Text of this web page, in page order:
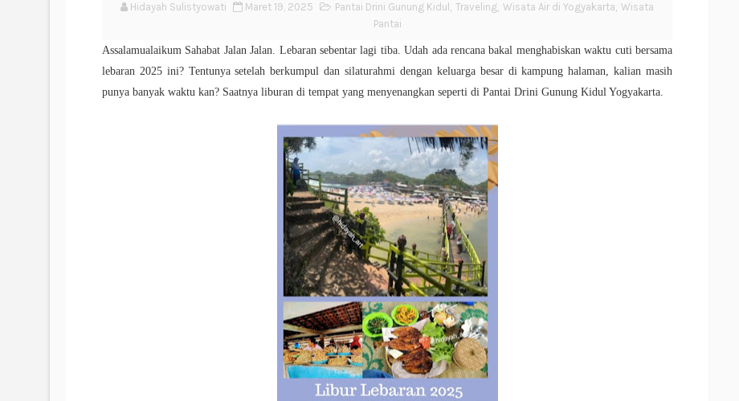
Hidayah Sulistyowati Maret 19, 2025 Pantai Drini Gunung Kidul , Traveling, Wisata Air di Yogyakarta, Wisata
Pantai
Assalamualaikum Sahabat Jalan Jalan. Lebaran sebentar lagi tiba. Udah ada rencana bakal menghabiskan waktu cuti bersama
lebaran 2025 ini? Tentunya setelah berkumpul dan silaturahmi dengan keluarga besar di kampung halaman, kalian masih
punya banyak waktu kan? Saatnya liburan di tempat yang menyenangkan seperti di Pantai Drini Gunung Kidul Yogyakarta.